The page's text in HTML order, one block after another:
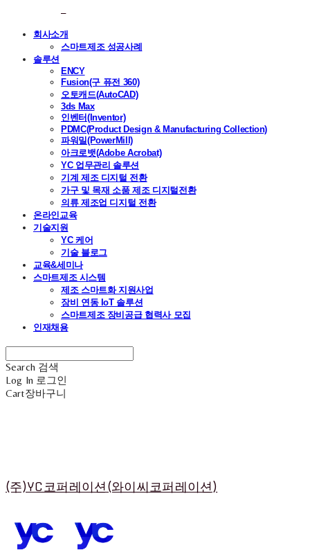
회사소개
스마트제조 성공사례
솔루션
ENCY
Fusion(구 퓨전 360)
오토캐드(AutoCAD)
3ds Max
인벤터(Inventor)
PDMC(Product Design & Manufacturing Collection)
파워밀(PowerMill)
아크로뱃(Adobe Acrobat)
YC 업무관리 솔루션
기계 제조 디지털 전환
가구 및 목재 소품 제조 디지털전환
의류 제조업 디지털 전환
온라인교육
기술지원
YC 케어
기술 블로그
교육&세미나
스마트제조 시스템
제조 스마트화 지원사업
장비 연동 IoT 솔루션
스마트제조 장비공급 협력사 모집
인재채용
Search 검색
Log In 로그인
Cart장바구니
(주)YC코퍼레이션(와이씨코퍼레이션)